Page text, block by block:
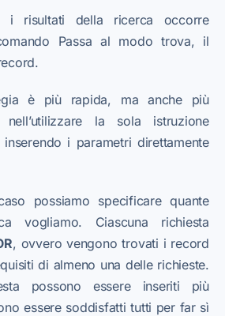
i risultati della ricerca occorre
Passa al modo trova, il
è più rapida, ma anche più
nell’utilizzare la sola istruzione
inserendo i parametri direttamente
possiamo specificare quante
vogliamo. Ciascuna richiesta
, ovvero vengono trovati i record
di almeno una delle richieste.
possono essere inseriti più
essere soddisfatti tutti per far sì